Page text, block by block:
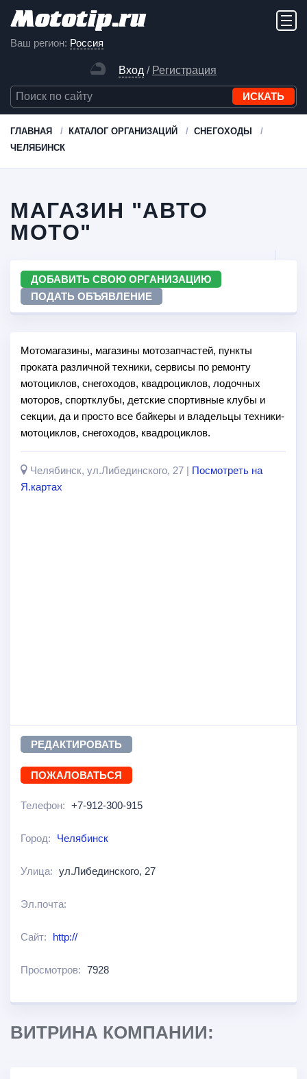
Ваш регион: Россия
Вход / Регистрация
ГЛАВНАЯ КАТАЛОГ ОРГАНИЗАЦИЙ
СНЕГОХОДЫ
ЧЕЛЯБИНСК
МАГАЗИН "АВТО
МОТО"
ДОБАВИТЬ СВОЮ ОРГАНИЗАЦИЮ
ПОДАТЬ ОБЪЯВЛЕНИЕ
Мотомагазины, магазины мотозапчастей, пункты
проката различной техники, сервисы по ремонту
мотоциклов, снегоходов, квадроциклов, лодочных
моторов, спортклубы, детские спортивные клубы и
секции, да и просто все байкеры и владельцы техники-
мотоциклов, снегоходов, квадроциклов.
Челябинск, ул.Либединского, 27 | Посмотреть на
Я.картах
РЕДАКТИРОВАТЬ
ПОЖАЛОВАТЬСЯ
Телефон: +7-912-300-915
Город: Челябинск
Улица: ул.Либединского, 27
Эл.почта:
Сайт: http://
Просмотров: 7928
ВИТРИНА КОМПАНИИ: